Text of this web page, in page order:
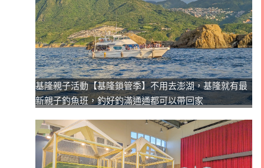
基隆親子活動【基隆鎖管季】不用去澎湖，基隆就有最
新親子釣魚班，釣好釣滿通通都可以帶回家